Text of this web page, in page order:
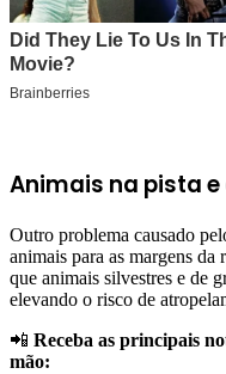
Animais na pista
Outro problema causado
animais para as margens
que animais silvestres e de
elevando o risco de
📲 Receba as principais
mão: